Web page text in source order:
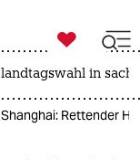

taz zahl ich
landtagswahl in
Rettender